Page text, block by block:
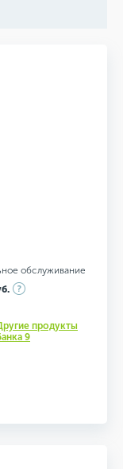
обслуживание
продукты
9